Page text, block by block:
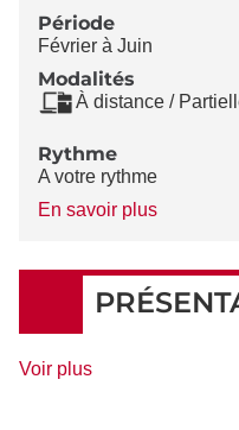
Période
Février à Juin
Modalités
À distance /
Rythme
A votre rythme
En savoir plusà
Rythme
Voir plusde